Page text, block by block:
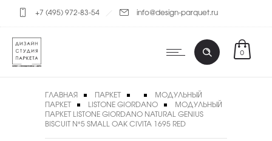
+7 (495) 972-83-54 info@design-parquet.ru
0
ГЛАВНАЯ ПАРКЕТ
МОДУЛЬНЫЙ
ПАРКЕТ
LISTONE GIORDANO
МОДУЛЬНЫЙ
ПАРКЕТ LISTONE GIORDANO NATURAL GENIUS
BISCUIT N°5 SMALL OAK CIVITA 1695 RED